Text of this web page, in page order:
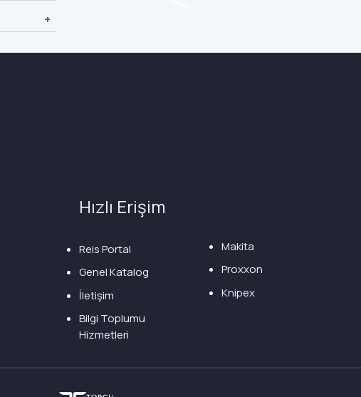
Hızlı Erişim
Reis Portal
Genel Katalog
İletişim
Bilgi Toplumu
Hizmetleri
Makita
Proxxon
Knipex